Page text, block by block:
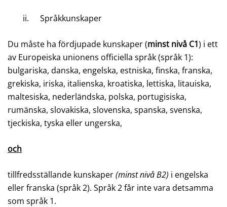
ii. Språkkunskaper
Du måste ha fördjupade kunskaper (minst nivå C1) i ett
av Europeiska unionens officiella språk (språk 1):
bulgariska, danska, engelska, estniska, finska, franska,
grekiska, iriska, italienska, kroatiska, lettiska, litauiska,
maltesiska, nederländska, polska, portugisiska,
rumänska, slovakiska, slovenska, spanska, svenska,
tjeckiska, tyska eller ungerska,
och
tillfredsställande kunskaper(minst nivå B2) i engelska
eller franska (språk 2). Språk 2 får inte vara detsamma
som språk 1.